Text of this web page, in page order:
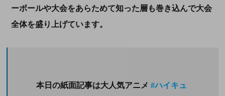
ーボールや大会をあらためて知った層も巻き込んで大会
全体を盛り上げています。
本日の紙面記事は大人気アニメ #ハイキュ